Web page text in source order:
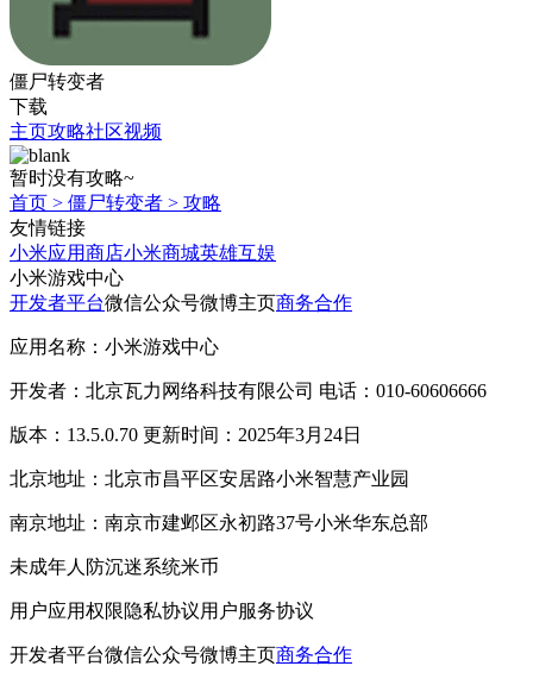
僵尸转变者
下载
主页攻略社区视频
暂时没有攻略~
首页 > 僵尸转变者 > 攻略
友情链接
小米应用商店小米商城英雄互娱
小米游戏中心
开发者平台微信公众号微博主页商务合作
应用名称：小米游戏中心
开发者：北京瓦力网络科技有限公司 电话：010-60606666
版本：13.5.0.70 更新时间：2025年3月24日
北京地址：北京市昌平区安居路小米智慧产业园
南京地址：南京市建邺区永初路37号小米华东总部
未成年人防沉迷系统米币
用户应用权限隐私协议用户服务协议
开发者平台微信公众号微博主页商务合作